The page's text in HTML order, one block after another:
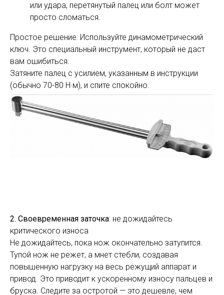
или удара, перетянутый палец или болт может
просто сломаться.
Простое решение: Используйте динамометрический
ключ. Это специальный инструмент, который не даст
вам ошибиться.
Затяните палец с усилием, указанным в инструкции
(обычно 70-80 Н·м), и спите спокойно.
2. Своевременная заточка: не дожидайтесь
критического износа
Не дожидайтесь, пока нож окончательно затупится.
Тупой нож не режет, а мнет стебли, создавая
повышенную нагрузку на весь режущий аппарат и
привод. Это приводит к ускоренному износу пальцев и
бруска. Следите за остротой — это дешевле, чем